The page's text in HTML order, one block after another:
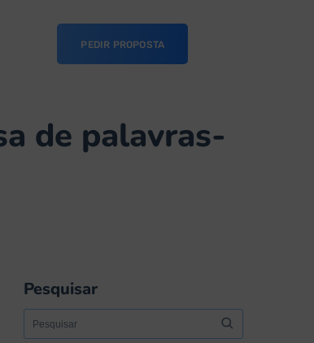
PEDIR PROPOSTA
de palavras-
Pesquisar